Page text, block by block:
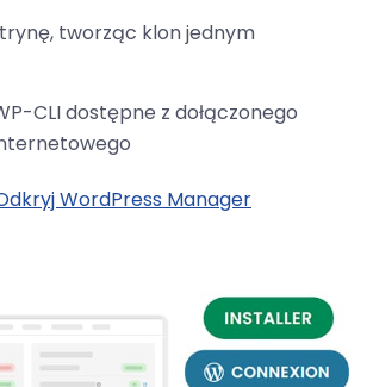
tworząc klon jednym
CLI dostępne z dołączonego
WordPress Manager